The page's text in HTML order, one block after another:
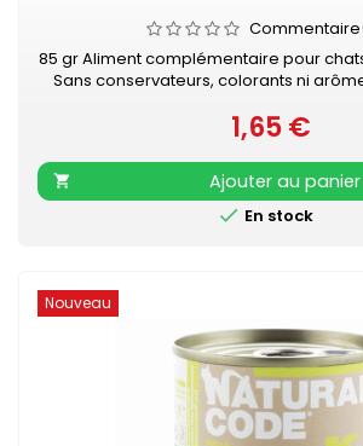
85 gr Aliment complémentaire pour
Sans conservateurs, colorants ni
Prix
1,65 €

Ajouter au panier
 En stock
Nouveau